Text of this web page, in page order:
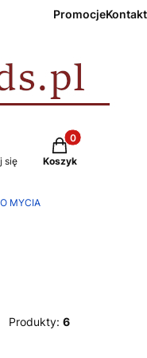
PromocjeKontakt
się
Produkty w
Koszyk
MYCIA
Produkty: 6